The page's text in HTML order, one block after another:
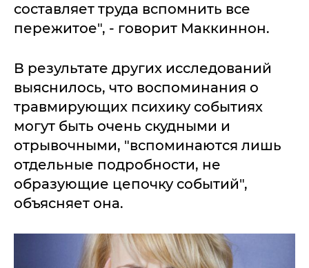
составляет труда вспомнить все
пережитое", - говорит Маккиннон.
В результате других исследований
выяснилось, что воспоминания о
травмирующих психику событиях
могут быть очень скудными и
отрывочными, "вспоминаются лишь
отдельные подробности, не
образующие цепочку событий",
объясняет она.